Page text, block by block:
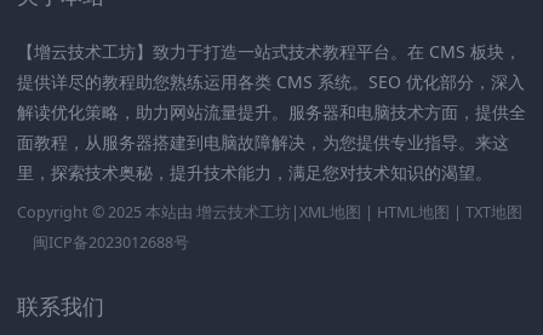
【增云技术工坊】致力于打造一站式技术教程平台。在 CMS 板块，
提供详尽的教程助您熟练运用各类 CMS 系统。SEO 优化部分，深入
解读优化策略，助力网站流量提升。服务器和电脑技术方面，提供全
面教程，从服务器搭建到电脑故障解决，为您提供专业指导。来这
里，探索技术奥秘，提升技术能力，满足您对技术知识的渴望。
Copyright © 2025 本站由 增云技术工坊|XML地图 | HTML地图 | TXT地图
闽ICP备2023012688号
联系我们